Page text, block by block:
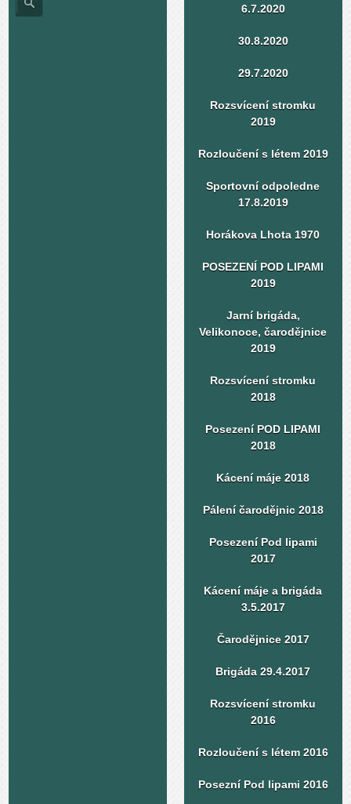
6.7.2020
30.8.2020
29.7.2020
Rozsvícení stromku
2019
Rozloučení s létem 2019
Sportovní odpoledne
17.8.2019
Horákova Lhota 1970
POSEZENÍ POD LIPAMI
2019
Jarní brigáda,
Velikonoce, čarodějnice
2019
Rozsvícení stromku
2018
Posezení POD LIPAMI
2018
Kácení máje 2018
Pálení čarodějnic 2018
Posezení Pod lipami
2017
Kácení máje a brigáda
3.5.2017
Čarodějnice 2017
Brigáda 29.4.2017
Rozsvícení stromku
2016
Rozloučení s létem 2016
Posezní Pod lipami 2016